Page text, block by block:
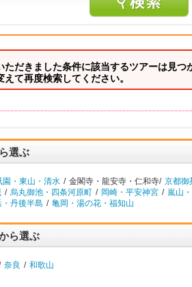
ただきました条件に該当するツアーは見つ
えて再度検索してください。
選ぶ
園・東山・清水 / 金閣寺・龍安寺・仁和寺/ 京都御
/ 烏丸御池・四条河原町 / 岡崎・平安神宮 / 嵐山
・丹後半島 / 亀岡・湯の花・福知山
ら選ぶ
奈良 / 和歌山